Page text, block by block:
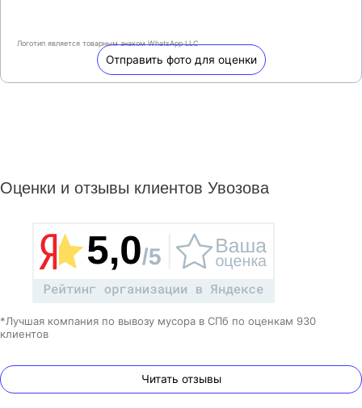
Логотип является товарным знаком WhatsApp LLC
Отправить фото для оценки
Оценки и отзывы клиентов Увозова
*Лучшая компания по вывозу мусора в СПб по оценкам 930
клиентов
Читать отзывы